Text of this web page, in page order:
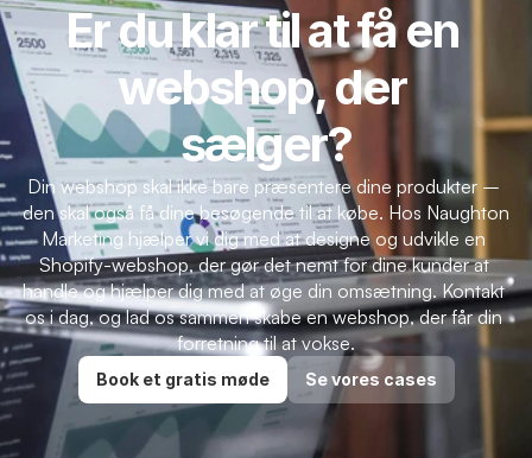
Er du klar til at få en
webshop, der
sælger?
Din webshop skal ikke bare præsentere dine produkter –
den skal også få dine besøgende til at købe. Hos Naughton
Marketing hjælper vi dig med at designe og udvikle en
Shopify-webshop, der gør det nemt for dine kunder at
handle og hjælper dig med at øge din omsætning. Kontakt
os i dag, og lad os sammen skabe en webshop, der får din
forretning til at vokse.
Book et gratis møde Se vores cases